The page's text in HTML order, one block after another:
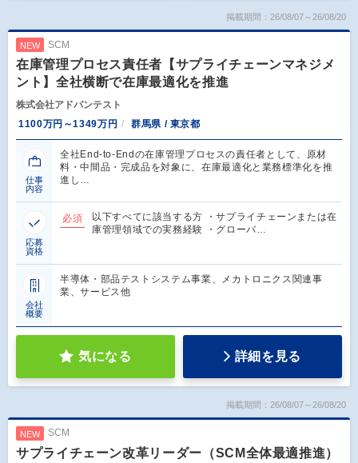
掲載期間：26/08/07～26/08/20
NEW SCM
在庫管理プロセス責任者【サプライチェーンマネジメ
ント】全社横断で在庫最適化を推進
株式会社アドバンテスト
1100万円～1349万円
群馬県 / 東京都
仕事
内容
全社End-to-Endの在庫管理プロセスの責任者として、原材
料・中間品・完成品を対象に、在庫最適化と業務標準化を推
進し…
応募
資格
必須
以下すべてに該当する方 ・サプライチェーンまたは在
庫管理領域での実務経験 ・グローバ…
会社
概要
半導体・部品テストシステム事業、メカトロニクス関連事
業、サービス他
気になる 詳細を見る
掲載期間：26/08/07～26/08/20
NEW SCM
サプライチェーン改革リーダー（SCM全体最適推進）